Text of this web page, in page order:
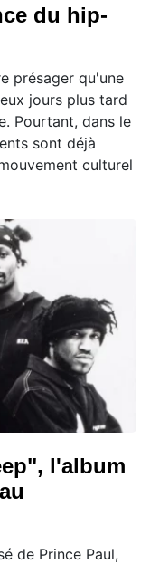
du hip-
présager qu'une
jours plus tard
Pourtant, dans le
sont déjà
culturel
l'album
de Prince Paul,